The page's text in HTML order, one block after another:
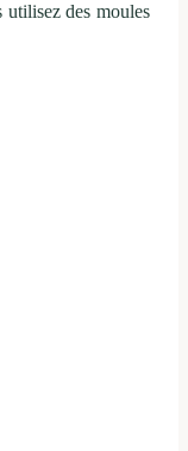
des moules